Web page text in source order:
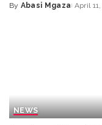
By Abasi Mgaza April
NEWS